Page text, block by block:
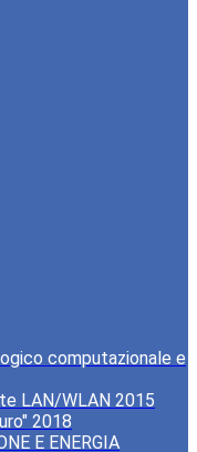
computazionale e
LAN/WLAN 2015
2018
E ENERGIA